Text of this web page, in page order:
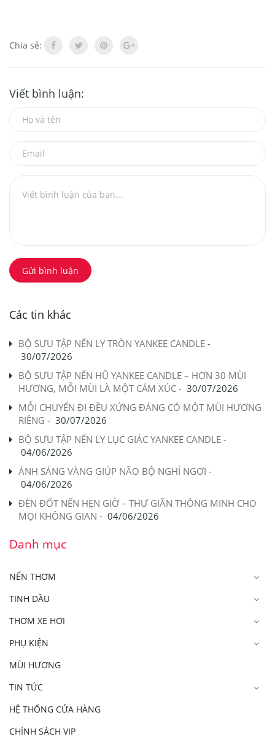
Chia sẻ:
Viết bình luận:
Gửi bình luận
Các tin khác
BỘ SƯU TẬP NẾN LY TRÒN YANKEE CANDLE -
30/07/2026
BỘ SƯU TẬP NẾN HŨ YANKEE CANDLE – HƠN 30 MÙI
HƯƠNG, MỖI MÙI LÀ MỘT CẢM XÚC - 30/07/2026
MỖI CHUYẾN ĐI ĐỀU XỨNG ĐÁNG CÓ MỘT MÙI HƯƠNG
RIÊNG - 30/07/2026
BỘ SƯU TẬP NẾN LY LỤC GIÁC YANKEE CANDLE -
04/06/2026
ÁNH SÁNG VÀNG GIÚP NÃO BỘ NGHỈ NGƠI -
04/06/2026
ĐÈN ĐỐT NẾN HẸN GIỜ – THƯ GIÃN THÔNG MINH CHO
MỌI KHÔNG GIAN - 04/06/2026
Danh mục
NẾN THƠM
TINH DẦU
THƠM XE HƠI
PHỤ KIỆN
MÙI HƯƠNG
TIN TỨC
HỆ THỐNG CỬA HÀNG
CHÍNH SÁCH VIP